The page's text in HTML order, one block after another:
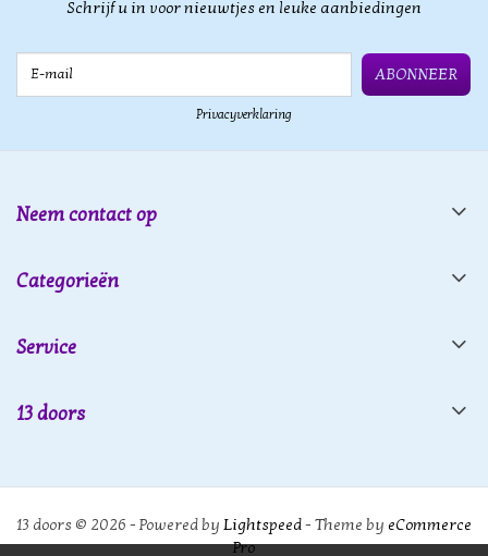
Schrijf u in voor nieuwtjes en leuke aanbiedingen
ABONNEER
Privacyverklaring
Neem contact op
Categorieën
Service
13 doors
13 doors © 2026 - Powered by Lightspeed- Theme by eCommerce
Pro